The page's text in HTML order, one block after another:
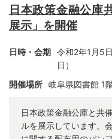
日本政策金融公庫
展示」を開催
日時・会期 令和2年1月5
日）
開催場所 岐阜県図書館 1
日本政策金融公庫と共
ルを展示しています。